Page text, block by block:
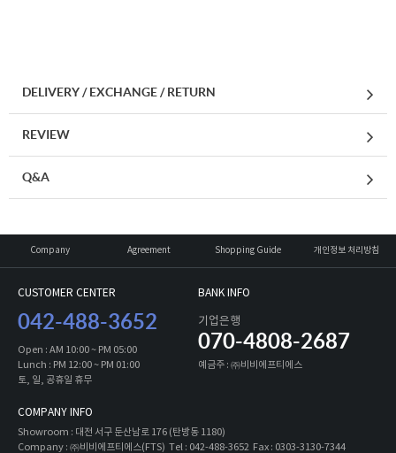
세요!
DELIVERY / EXCHANGE / RETURN
REVIEW
Q&A
Company Agreement Shopping Guide 개인정보 처리방침
CUSTOMER CENTER
042-488-3652
Open : AM 10:00 ~ PM 05:00
Lunch : PM 12:00 ~ PM 01:00
토, 일, 공휴일 휴무
BANK INFO
기업은행
070-4808-2687
예금주 : ㈜비비에프티에스
COMPANY INFO
Showroom : 대전 서구 둔산남로 176 (탄방동 1180)
Company : ㈜비비에프티에스(FTS) Tel : 042-488-3652 Fax : 0303-3130-7344